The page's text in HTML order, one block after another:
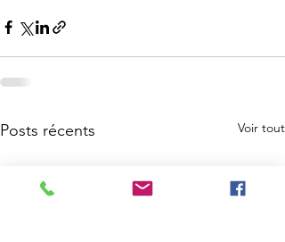
Posts récents Voir tout